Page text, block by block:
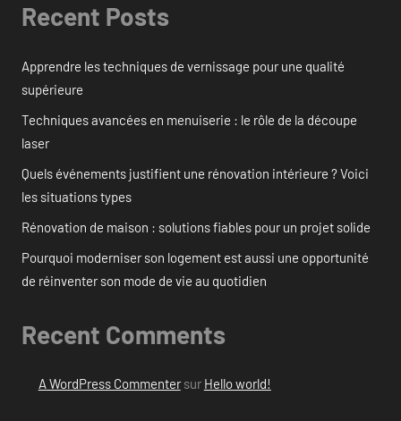
Recent Posts
Apprendre les techniques de vernissage pour une qualité
supérieure
Techniques avancées en menuiserie : le rôle de la découpe
laser
Quels événements justifient une rénovation intérieure ? Voici
les situations types
Rénovation de maison : solutions fiables pour un projet solide
Pourquoi moderniser son logement est aussi une opportunité
de réinventer son mode de vie au quotidien
Recent Comments
A WordPress Commentersur Hello world!